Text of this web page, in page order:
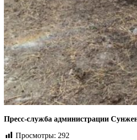
Пресс-служба администрации
Просмотры: 292